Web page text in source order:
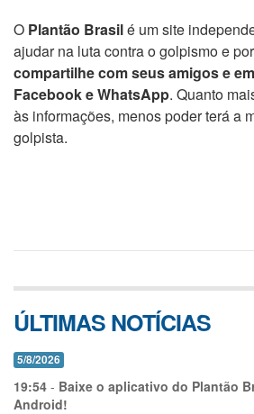
O Plantão Brasilé um site
ajudar na luta contra o golpismo e
compartilhe com seus amigos e
Facebook e WhatsApp. Quanto
às informações, menos poder terá a
golpista.
ÚLTIMAS NOTÍCIAS
5/8/2026
19:54 - Baixe o aplicativo do Plantão
Android!